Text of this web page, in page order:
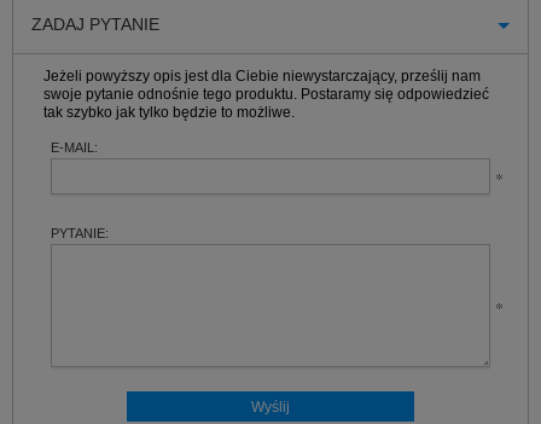
ZADAJ PYTANIE
Jeżeli powyższy opis jest dla Ciebie niewystarczający, prześlij nam
swoje pytanie odnośnie tego produktu. Postaramy się odpowiedzieć
tak szybko jak tylko będzie to możliwe.
E-MAIL:
PYTANIE: